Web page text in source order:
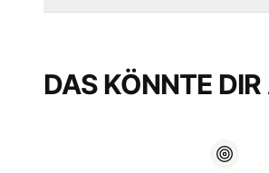
DAS KÖNNTE